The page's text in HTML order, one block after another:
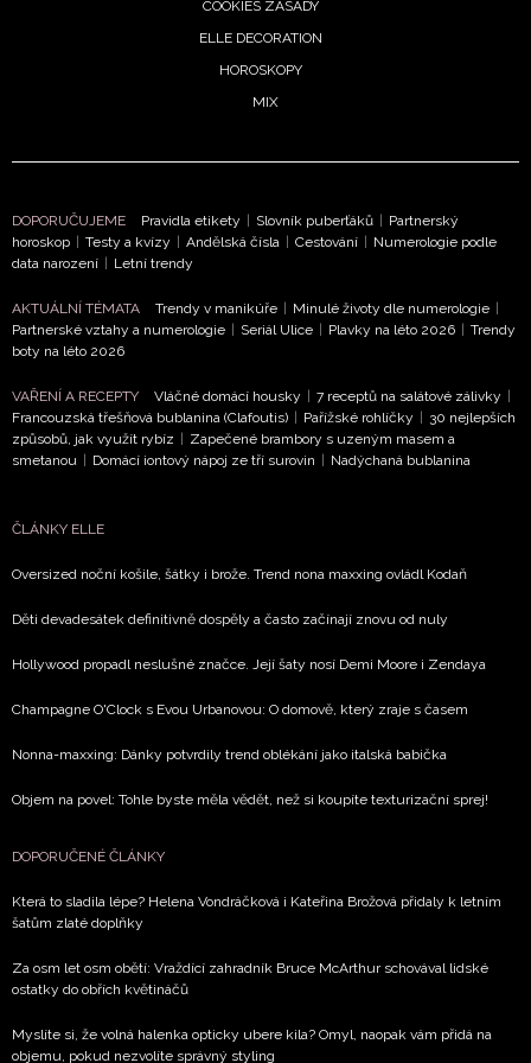
COOKIES ZÁSADY
ELLE DECORATION
HOROSKOPY
MIX
DOPORUČUJEME Pravidla etikety | Slovník puberťáků | Partnerský
horoskop | Testy a kvízy | Andělská čísla | Cestování | Numerologie podle
data narození | Letní trendy
AKTUÁLNÍ TÉMATA Trendy v manikúře | Minulé životy dle numerologie |
Partnerské vztahy a numerologie | Seriál Ulice | Plavky na léto 2026 | Trendy
boty na léto 2026
VAŘENÍ A RECEPTY Vláčné domácí housky | 7 receptů na salátové zálivky |
Francouzská třešňová bublanina (Clafoutis) | Pařížské rohlíčky | 30 nejlepších
způsobů, jak využít rybíz | Zapečené brambory s uzeným masem a
smetanou | Domácí iontový nápoj ze tří surovin | Nadýchaná bublanina
ČLÁNKY ELLE
Oversized noční košile, šátky i brože. Trend nona maxxing ovládl Kodaň
Děti devadesátek definitivně dospěly a často začínají znovu od nuly
Hollywood propadl neslušné značce. Její šaty nosí Demi Moore i Zendaya
Champagne O'Clock s Evou Urbanovou: O domově, který zraje s časem
Nonna-maxxing: Dánky potvrdily trend oblékání jako italská babička
Objem na povel: Tohle byste měla vědět, než si koupíte texturizační sprej!
DOPORUČENÉ ČLÁNKY
Která to sladila lépe? Helena Vondráčková i Kateřina Brožová přidaly k letním
šatům zlaté doplňky
Za osm let osm obětí: Vraždící zahradník Bruce McArthur schovával lidské
ostatky do obřích květináčů
Myslíte si, že volná halenka opticky ubere kila? Omyl, naopak vám přidá na
objemu, pokud nezvolíte správný styling